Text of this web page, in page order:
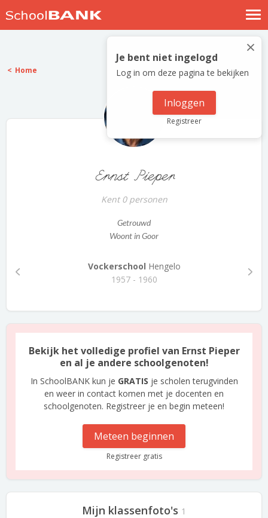
Nostalgische verhalen
Log in
Meld je gratis aan
×
Je bent niet ingelogd
Log in om deze pagina te bekijken
Inloggen
Registreer
Home
Ernst Pieper
Kent 0 personen
Getrouwd
Woont in Goor
Vockerschool Hengelo
1957 - 1960
Bekijk het volledige profiel van Ernst Pieper
en al je andere schoolgenoten!
In SchoolBANK kun je GRATIS je scholen terugvinden
en weer in contact komen met je docenten en
schoolgenoten. Registreer je en begin meteen!
Meteen beginnen
Registreer gratis
Mijn klassenfoto's 1